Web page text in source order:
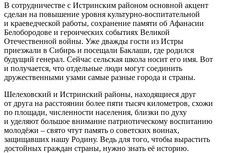
В сотрудничестве с Истринским районом основной акцент
сделан на повышение уровня культурно-воспитательной
и краеведческой работы, сохранение памяти об Афанасии
Белобородове и героических событиях Великой
Отечественной войны. Уже дважды гости из Истры
приезжали в Сибирь и посещали Баклаши, где родился
будущий генерал. Сейчас сельская школа носит его имя. Вот
и получается, что отдельные люди могут соединить
дружественными узами самые разные города и страны.
Шелеховский и Истринский районы, находящиеся друг
от друга на расстоянии более пяти тысяч километров, схожи
по площади, численности населения, близки по духу
и уделяют большое внимание патриотическому воспитанию
молодёжи – свято чтут память о советских воинах,
защищавших нашу Родину. Ведь для того, чтобы вырастить
достойных граждан страны, нужно знать её историю.